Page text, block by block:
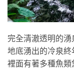
完全清澈透明的
地底湧出的冷泉終
裡面有著多種魚類